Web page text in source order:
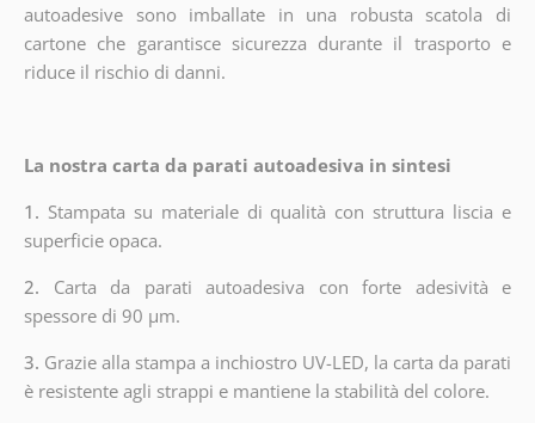
autoadesive sono imballate in una robusta scatola di
cartone che garantisce sicurezza durante il trasporto e
riduce il rischio di danni.
La nostra carta da parati autoadesiva in sintesi
1. Stampata su materiale di qualità con struttura liscia e
superficie opaca.
2. Carta da parati autoadesiva con forte adesività e
spessore di 90 µm.
3. Grazie alla stampa a inchiostro UV-LED, la carta da parati
è resistente agli strappi e mantiene la stabilità del colore.